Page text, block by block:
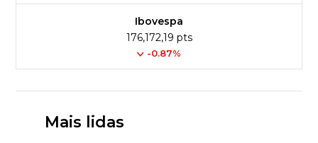
Ibovespa
176,172,19 pts
-0.87%
Mais lidas